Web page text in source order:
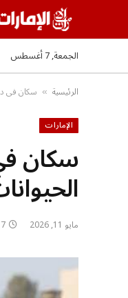
الجمعة, 7 أغسطس
الرئيسية » سكان في
الإمارات
سكان
مايو 11, 2026 7 دقائق